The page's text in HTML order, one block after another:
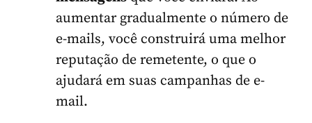
aumentar gradualmente o número de
e-mails, você construirá uma melhor
reputação de remetente, o que o
ajudará em suas campanhas de e-
mail.